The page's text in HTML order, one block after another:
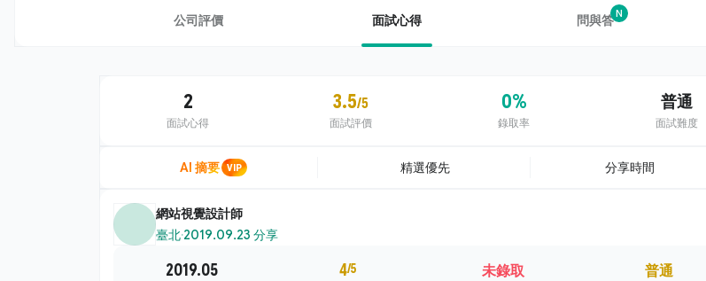
公司評價 面試心得 問與答N
2
面試心得
3.5/5
面試評價
0%
錄取率
普通
面試難度
AI 摘要 VIP
網站視覺設計師
臺北·2019.09.23 分享
2019.05 4/5 未錄取 普通